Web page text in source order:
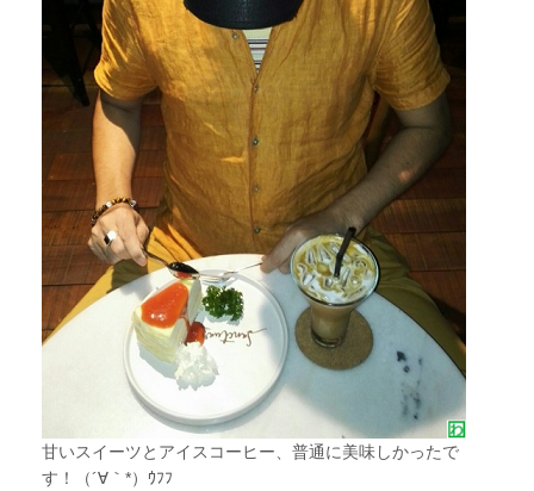
甘いスイーツとアイスコーヒー、普通に美味しかったで
す！（´∀｀*）ｳﾌﾌ